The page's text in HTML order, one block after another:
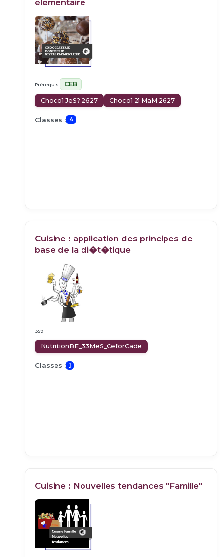
élémentaire
Prérequis: CEB
Choco1 JeS? 2627 Choco1 21 MaM 2627
Classes : 4
Cuisine : application des principes de
base de la di�t�tique
359
NutritionBE_33MeS_CeforCade
Classes : 1
Cuisine : Nouvelles tendances "Famille"